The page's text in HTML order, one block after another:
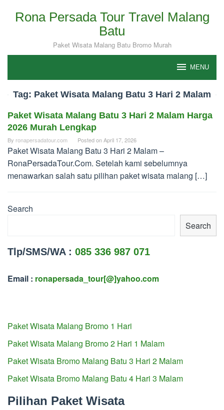
Rona Persada Tour Travel Malang
Batu
Paket Wisata Malang Batu Bromo Murah
MENU
Tag: Paket Wisata Malang Batu 3 Hari 2 Malam
Paket Wisata Malang Batu 3 Hari 2 Malam Harga
2026 Murah Lengkap
By ronapersadatour.com Posted onApril 17, 2026
Paket Wisata Malang Batu 3 Hari 2 Malam –
RonaPersadaTour.Com. Setelah kami sebelumnya
menawarkan salah satu pilihan paket wisata malang […]
Search
Search
Tlp/SMS/WA : 085 336 987 071
Email : ronapersada_tour[@]yahoo.com
Paket Wisata Malang Bromo 1 Hari
Paket Wisata Malang Bromo 2 Hari 1 Malam
Paket Wisata Bromo Malang Batu 3 Hari 2 Malam
Paket Wisata Bromo Malang Batu 4 Hari 3 Malam
Pilihan Paket Wisata